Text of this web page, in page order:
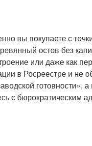
вы покупаете с
остов без
или даже как
в Росреестре и не
готовности», а
с бюрократическим